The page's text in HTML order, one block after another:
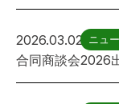
2026.03.02 ニュ
合同商談会2026